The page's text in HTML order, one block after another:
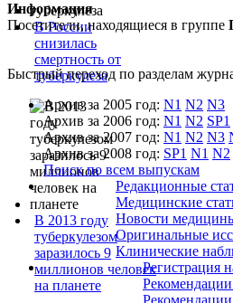
В России
снизилась
смертность от
туберкулеза
В 2013 году
туберкулезом
заразилось 9
миллионов человек
на планете
Информация
Посетители, находящиеся в группе
Быстрый переход по разделам
Архив за 2005 год: N1 N2 N3
Архив за 2006 год: N1 N2 SP1
Архив за 2007 год: N1 N2 N3
Архив за 2008 год: SP1 N1 N2
Поиск по всем выпускам
Редакционные
Медицинские
Новости
Оригинальные
Клинические
Регистрация
Рекомендации